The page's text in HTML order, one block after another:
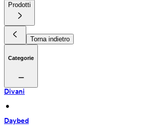
Prodotti
Torna indietro
Categorie
Divani
•
Daybed